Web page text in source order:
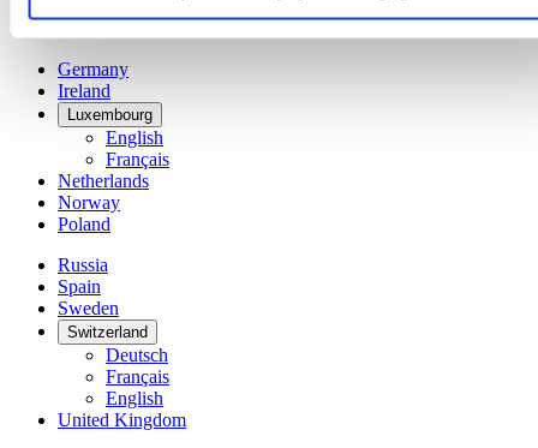
Germany
Ireland
Luxembourg
English
Français
Netherlands
Norway
Poland
Russia
Spain
Sweden
Switzerland
Deutsch
Français
English
United Kingdom